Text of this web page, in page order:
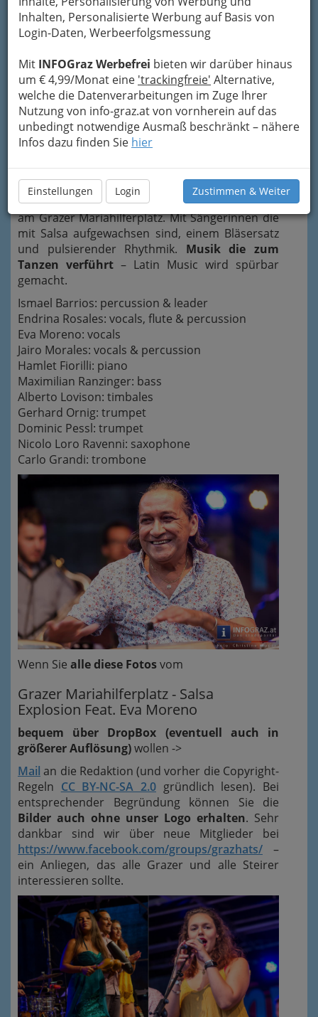
Inhalten, Personalisierte Werbung auf Basis von
Login-Daten, Werbeerfolgsmessung
Mit INFOGraz Werbefrei bieten wir darüber hinaus
um € 4,99/Monat eine 'trackingfreie' Alternative,
welche die Datenverarbeitungen im Zuge Ihrer
Nutzung von info-graz.at von vornherein auf das
unbedingt notwendige Ausmaß beschränkt – nähere
Infos dazu finden Sie hier
Einstellungen Login Zustimmen & Weiter
Ismael Barrios mit seiner Band Salsa Explosion
bietet Live-Acts undSalsa mit Überraschungen
am Grazer Mariahilferplatz. Mit Sängerinnen die
mit Salsa aufgewachsen sind, einem Bläsersatz
und pulsierender Rhythmik. Musik die zum
Tanzen verführt – Latin Music wird spürbar
gemacht.
Ismael Barrios: percussion & leader
Endrina Rosales: vocals, flute & percussion
Eva Moreno: vocals
Jairo Morales: vocals & percussion
Hamlet Fiorilli: piano
Maximilian Ranzinger: bass
Alberto Lovison: timbales
Gerhard Ornig: trumpet
Dominic Pessl: trumpet
Nicolo Loro Ravenni: saxophone
Carlo Grandi: trombone
Wenn Sie alle diese Fotosvom
Grazer Mariahilferplatz - Salsa
Explosion Feat. Eva Moreno
bequem über DropBox (eventuell auch in
größerer Auflösung)wollen ->
Mail an die Redaktion (und vorher die Copyright-
Regeln CC BY-NC-SA 2.0 gründlich lesen). Bei
entsprechender Begründung können Sie die
Bilder auch ohne unser Logo erhalten. Sehr
dankbar sind wir über neue Mitglieder bei
https://www.facebook.com/groups/grazhats/ –
ein Anliegen, das alle Grazer und alle Steirer
interessieren sollte.